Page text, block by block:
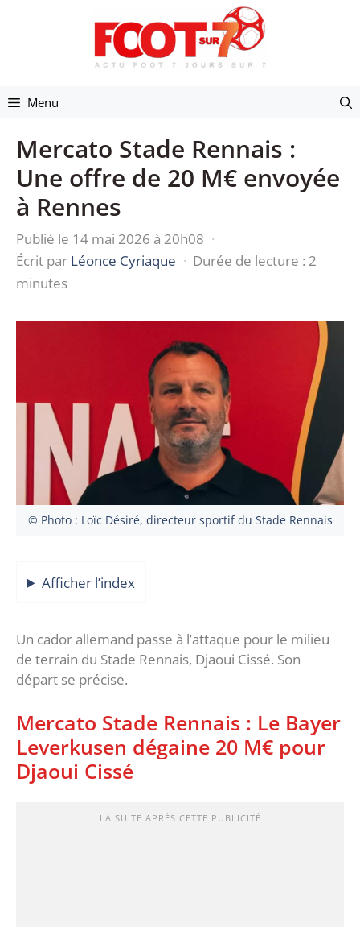
Menu
Mercato Stade Rennais :
Une offre de 20 M€ envoyée
à Rennes
Publié le 14 mai 2026 à 20h08 ·
Écrit par Léonce Cyriaque · Durée de lecture : 2
minutes
© Photo : Loïc Désiré, directeur sportif du Stade Rennais
Afficher l’index
Un cador allemand passe à l’attaque pour le milieu
de terrain du Stade Rennais, Djaoui Cissé. Son
départ se précise.
Mercato Stade Rennais : Le Bayer
Leverkusen dégaine 20 M€ pour
Djaoui Cissé
LA SUITE APRÈS CETTE PUBLICITÉ